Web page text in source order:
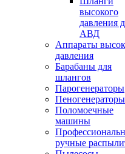
высокого
давления
АВД
Аппараты
давления
Барабаны для
шлангов
Парогенераторы
Пеногенераторы
Поломоечные
машины
ручные